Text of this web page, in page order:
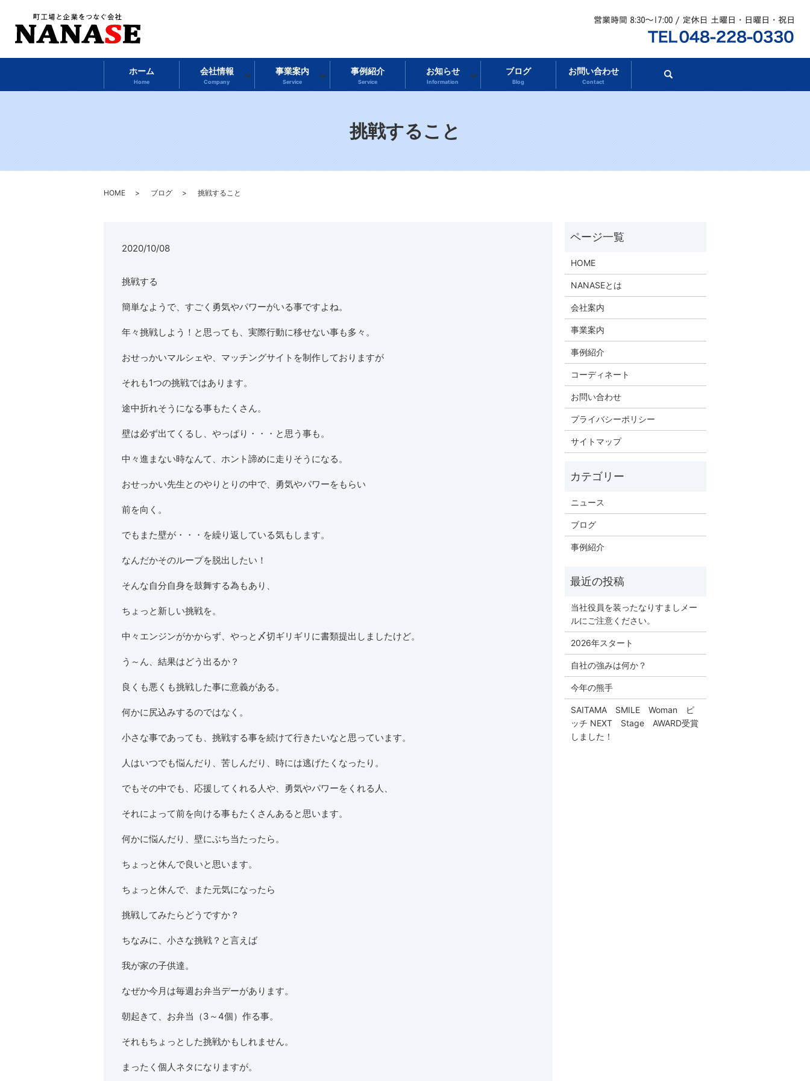
ホーム
Home
会社情報
Company
事業案内
Service
事例紹介
Service
お知らせ
Information
ブログ
Blog
お問い合わせ
Contact search
挑戦すること
HOME ブログ 挑戦すること
2020/10/08
挑戦する
簡単なようで、すごく勇気やパワーがいる事ですよね。
年々挑戦しよう！と思っても、実際行動に移せない事も多々。
おせっかいマルシェや、マッチングサイトを制作しておりますが
それも1つの挑戦ではあります。
途中折れそうになる事もたくさん。
壁は必ず出てくるし、やっぱり・・・と思う事も。
中々進まない時なんて、ホント諦めに走りそうになる。
おせっかい先生とのやりとりの中で、勇気やパワーをもらい
前を向く。
でもまた壁が・・・を繰り返している気もします。
なんだかそのループを脱出したい！
そんな自分自身を鼓舞する為もあり、
ちょっと新しい挑戦を。
中々エンジンがかからず、やっと〆切ギリギリに書類提出しましたけど。
う～ん、結果はどう出るか？
良くも悪くも挑戦した事に意義がある。
何かに尻込みするのではなく。
小さな事であっても、挑戦する事を続けて行きたいなと思っています。
人はいつでも悩んだり、苦しんだり、時には逃げたくなったり。
でもその中でも、応援してくれる人や、勇気やパワーをくれる人、
それによって前を向ける事もたくさんあると思います。
何かに悩んだり、壁にぶち当たったら。
ちょっと休んで良いと思います。
ちょっと休んで、また元気になったら
挑戦してみたらどうですか？
ちなみに、小さな挑戦？と言えば
我が家の子供達。
なぜか今月は毎週お弁当デーがあります。
朝起きて、お弁当（3～4個）作る事。
それもちょっとした挑戦かもしれません。
まったく個人ネタになりますが。
HOME
NANASEとは
会社案内
事業案内
事例紹介
コーディネート
お問い合わせ
プライバシーポリシー
サイトマップ
ニュース
ブログ
事例紹介
当社役員を装ったなりすましメー
ルにご注意ください。
2026年スタート
自社の強みは何か？
今年の熊手
SAITAMA SMILE Woman ピ
ッチ NEXT Stage AWARD受賞
しました！